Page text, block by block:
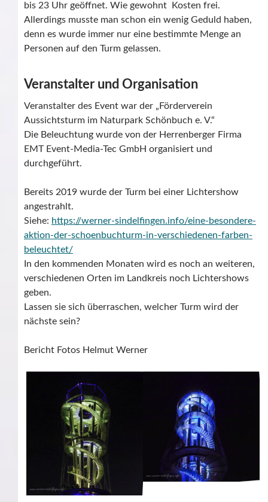
bis 23 Uhr geöffnet. Wie gewohnt Kosten frei.
Allerdings musste man schon ein wenig Geduld haben,
denn es wurde immer nur eine bestimmte Menge an
Personen auf den Turm gelassen.
Veranstalter und Organisation
Veranstalter des Event war der „Förderverein
Aussichtsturm im Naturpark Schönbuch e. V.“
Die Beleuchtung wurde von der Herrenberger Firma
EMT Event-Media-Tec GmbH organisiert und
durchgeführt.
Bereits 2019 wurde der Turm bei einer Lichtershow
angestrahlt.
Siehe: https://werner-sindelfingen.info/eine-besondere-
aktion-der-schoenbuchturm-in-verschiedenen-farben-
beleuchtet/
In den kommenden Monaten wird es noch an weiteren,
verschiedenen Orten im Landkreis noch Lichtershows
geben.
Lassen sie sich überraschen, welcher Turm wird der
nächste sein?
Bericht Fotos Helmut Werner